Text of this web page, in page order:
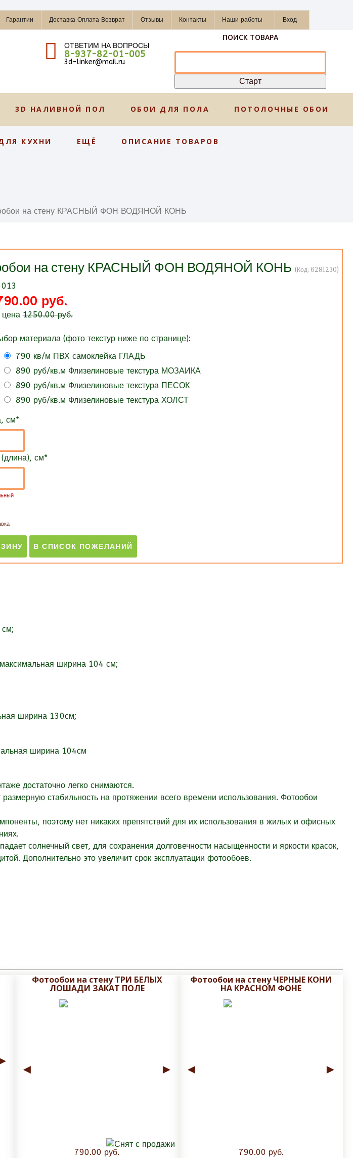
Гарантии Доставка Оплата Возврат Отзывы Контакты Наши работы Вход
ОТВЕТИМ НА ВОПРОСЫ
8-937-82-01-005
3d-linker@mail.ru
ПОИСК ТОВАРА
3D НАЛИВНОЙ ПОЛ ОБОИ ДЛЯ ПОЛА ПОТОЛОЧНЫЕ ОБОИ
КУХНИ ЕЩЁ ОПИСАНИЕ ТОВАРОВ
на стену КРАСНЫЙ ФОН ВОДЯНОЙ КОНЬ
на стену КРАСНЫЙ ФОН ВОДЯНОЙ КОНЬ (Код: 6281230)
руб.
цена1250.00 руб.
материала (фото текстур ниже по странице):
790 кв/м ПВХ самоклейка ГЛАДЬ
890 руб/кв.м Флизелиновые текстура МОЗАИКА
890 руб/кв.м Флизелиновые текстура ПЕСОК
890 руб/кв.м Флизелиновые текстура ХОЛСТ
см*
см*
ширина 104 см;
ширина 130см;
ширина 104см
достаточно легко снимаются.
стабильность на протяжении всего времени использования. Фотообои
поэтому нет никаких препятствий для их использования в жилых и офисных
солнечный свет, для сохранения долговечности насыщенности и яркости красок,
Дополнительно это увеличит срок эксплуатации фотообоев.
Фотообои на стену ТРИ БЕЛЫХ
ЛОШАДИ ЗАКАТ ПОЛЕ
◄ ►
790.00 руб.
Фотообои на стену ЧЕРНЫЕ КОНИ
НА КРАСНОМ ФОНЕ
◄ ►
790.00 руб.